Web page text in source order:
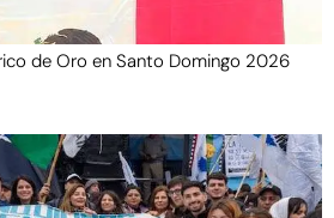
de Oro en Santo Domingo 2026